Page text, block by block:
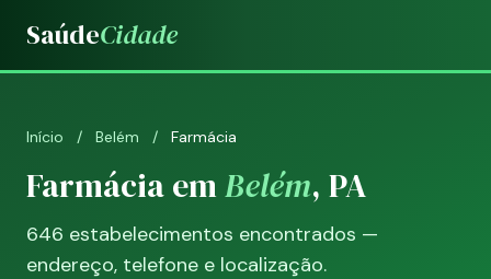
SaúdeCidade
Início / Belém / Farmácia
Farmácia emBelém, PA
646 estabelecimentos encontrados —
endereço, telefone e localização.